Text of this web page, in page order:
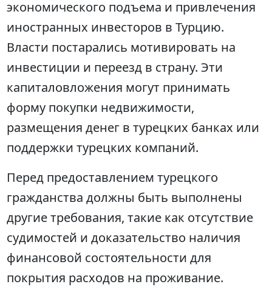
экономического подъема и привлечения
иностранных инвесторов в Турцию.
Власти постарались мотивировать на
инвестиции и переезд в страну. Эти
капиталовложения могут принимать
форму покупки недвижимости,
размещения денег в турецких банках или
поддержки турецких компаний.
Перед предоставлением турецкого
гражданства должны быть выполнены
другие требования, такие как отсутствие
судимостей и доказательство наличия
финансовой состоятельности для
покрытия расходов на проживание.